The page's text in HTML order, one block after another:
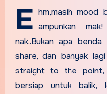
E hm,masih mood
ampunkan
nak..Bukan apa
share, dan banyak
straight to the point,
bersiap untuk balik,